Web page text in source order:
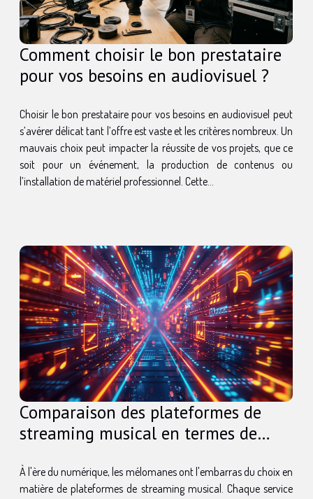
Comment choisir le bon prestataire
pour vos besoins en audiovisuel ?
Choisir le bon prestataire pour vos besoins en audiovisuel peut
s’avérer délicat tant l’offre est vaste et les critères nombreux. Un
mauvais choix peut impacter la réussite de vos projets, que ce
soit pour un événement, la production de contenus ou
l’installation de matériel professionnel. Cette...
Comparaison des plateformes de
streaming musical en termes de
À l'ère du numérique, les mélomanes ont l'embarras du choix en
matière de plateformes de streaming musical. Chaque service